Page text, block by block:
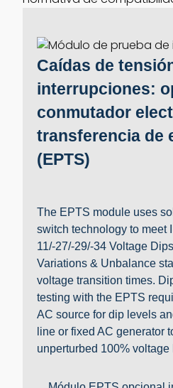
Caídas de
interrupciones:
conmutador
transferencia de
(EPTS)
The EPTS module uses
switch technology to meet
11/-27/-29/-34 Voltage
Variations & Unbalance
voltage transition times.
testing with the EPTS
AC source for dip levels
line or fixed AC generator
unperturbed 100% voltage